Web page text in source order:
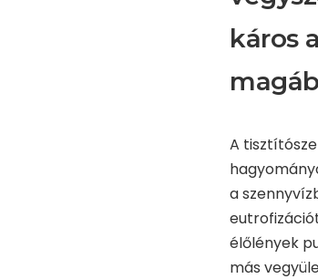
káros
A
a
élőlények
más